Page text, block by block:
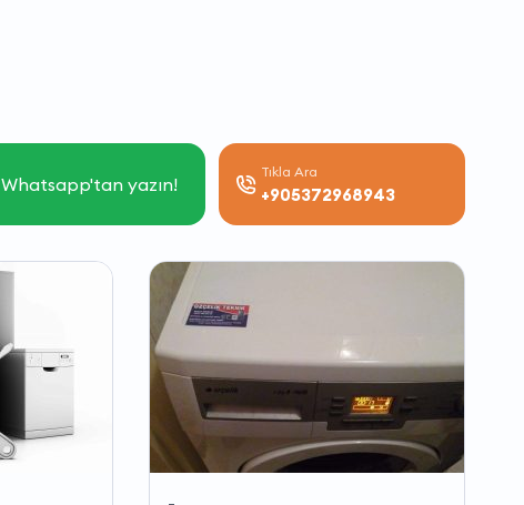
Whatsapp'tan yazın!
Tıkla Ara
+905372968943